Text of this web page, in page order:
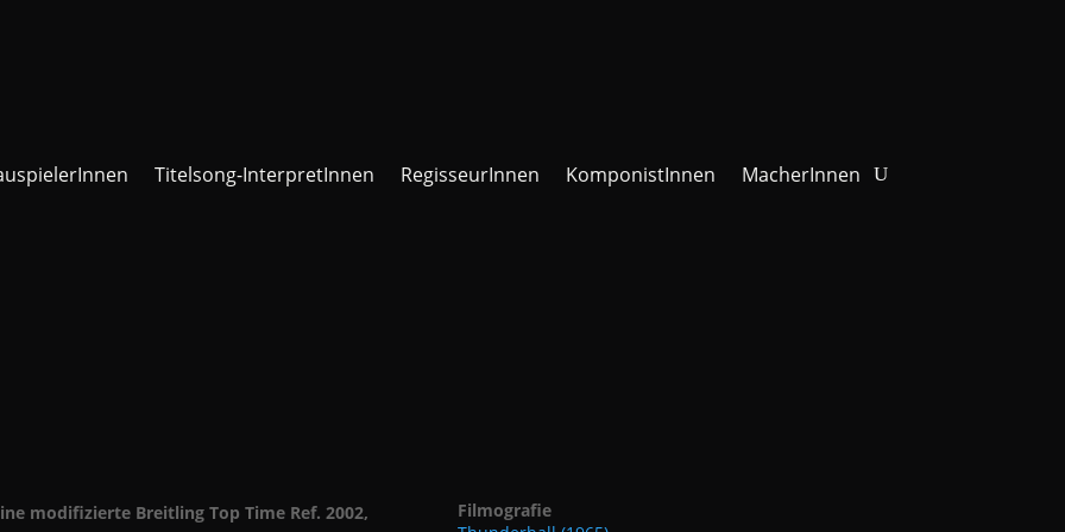
Titelsong-InterpretInnen RegisseurInnen KomponistInnen MacherInnen
modifizierte Breitling Top Time Ref. 2002,
Filmografie